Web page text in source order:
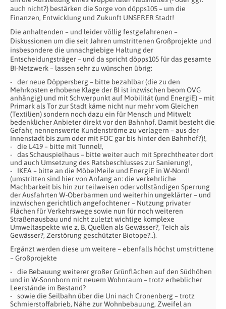
auch nicht?) bestärken die Sorge von döpps105 – um die
Finanzen, Entwicklung und Zukunft UNSERER Stadt!
Die anhaltenden – und leider völlig festgefahrenen –
Diskussionen um die seit Jahren umstrittenen Großprojekte und
insbesondere die unnachgiebige Haltung der
Entscheidungsträger – und da spricht döpps105 für das gesamte
BI-Netzwerk – lassen sehr zu wünschen übrig:
der neue Döppersberg – bitte bezahlbar (die zu den
Mehrkosten erhobene Klage der BI ist inzwischen beom OVG
anhängig) und mit Schwerpunkt auf Mobilität (und EnergiE) – mit
Primark als Tor zur Stadt käme nicht nur mehr vom Gleichen
(Textilien) sondern noch dazu ein für Mensch und Mitwelt
bedenklicher Anbieter direkt vor den Bahnhof. Damit besteht die
Gefahr, nennenswerte Kundenströme zu verlagern – aus der
Innenstadt bis zum oder mit FOC gar bis hinter den Bahnhof?)!,
die L419 – bitte mit Tunnel!,
das Schauspielhaus – bitte weiter auch mit Sprechtheater dort
und auch Umsetzung des Ratsbeschlusses zur Sanierung!,
IKEA – bitte an die MöbelMeile und EnergiE in W-Nord!
(umstritten sind hier von Anfang an: die verkehrliche
Machbarkeit bis hin zur teilweisen oder vollständigen Sperrung
der Ausfahrten W-Oberbarmen und weiterhin ungeklärter – und
inzwischen gerichtlich angefochtener – Nutzung privater
Flächen für Verkehrswege sowie nun für noch weiteren
Straßenausbau und nicht zuletzt wichtige komplexe
Umweltaspekte wie z, B, Quellen als Gewässer?, Teich als
Gewässer?, Zerstörung geschützter Biotope?..).
Ergänzt werden diese um weitere – ebenfalls höchst umstrittene
– Großprojekte
die Bebauung weiterer großer Grünflächen auf den Südhöhen
und in W-Sonnborn mit neuem Wohnraum – trotz erheblicher
Leerstände im Bestand?
sowie die Seilbahn über die Uni nach Cronenberg – trotz
Schmierstoffabrieb, Nähe zur Wohnbebauung, Zweifel an